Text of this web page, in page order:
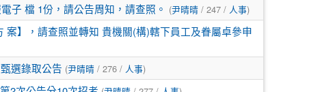
子 檔 1份，請公告周知，請查照。 (尹晴晴/ 247 / 人事)
】，請查照並轉知 貴機關(構)轄下員工及眷屬卓參申
選錄取公告 (尹晴晴/ 276 / 人事)